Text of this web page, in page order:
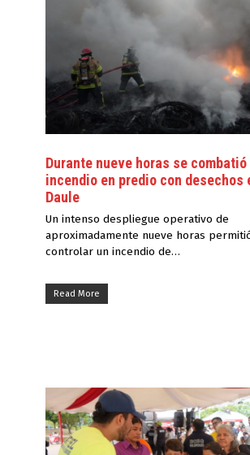
Durante nueve horas se
incendio en predio con desechos
Daule
Un intenso despliegue operativo de
aproximadamente nueve horas
controlar un incendio de…
Read More